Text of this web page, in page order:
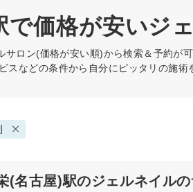
で価格が安いジ
サロン(価格が安い順)から検索＆予約が
スなどの条件から自分にピッタリの施
(名古屋)駅のジェルネイル